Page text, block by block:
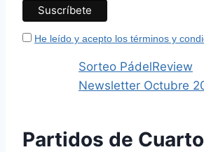
He leído y acepto los términos y
Sorteo PádelReview
Newsletter Octubre
Partidos de